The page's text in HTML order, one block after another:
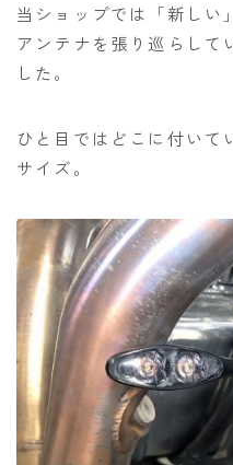
当ショップでは「新しい
アンテナを張り巡らして
した。
ひと目ではどこに付いて
サイズ。